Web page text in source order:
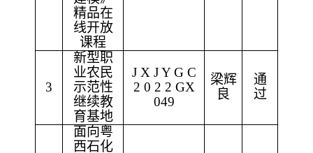
精品在
线开放
课程
3
新型职
业农民
示范性
继续教
育基地
J X J Y G C
2 0 2 2 GX
049
梁辉
良
通
过
面向粤
西石化